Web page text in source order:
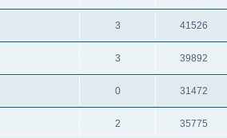
3 41526
3 39892
0 31472
2 35775